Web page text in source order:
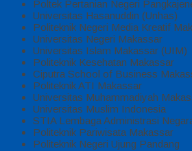
Poltek Pertanian Negeri
Universitas Hasanuddin (Unhas)
Politeknik Negeri Media Kreatif
Universitas Negeri Makassar
Universitas Islam Makassar (UIM)
Politeknik Kesehatan Makassar
Ciputra School of Business
Politeknik ATI Makassar
Universitas Muhammadiyah
Universitas Muslim Indonesia
STIA Lembaga Administrasi
Politeknik Pariwisata Makassar
Politeknik Negeri Ujung Pandang